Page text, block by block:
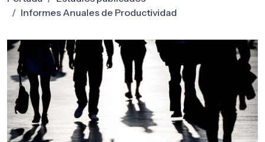
Informes Anuales de Productividad